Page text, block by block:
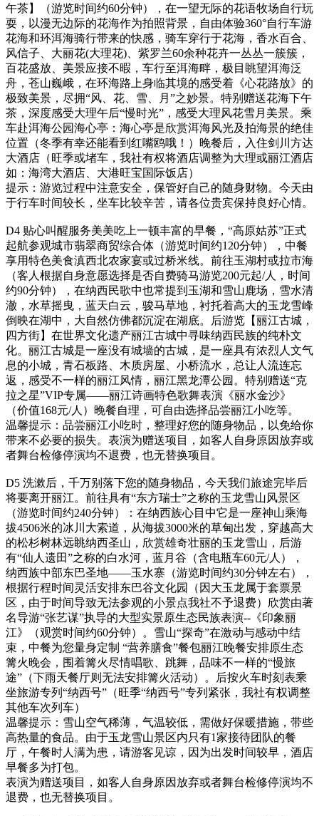
午茶】（游览时间约60分钟），在一望无际的花语牧场自行玩
耍，以漫无边际的花海作为拍照背景，自由体验360°自行车游
花海和环洱海骑行带来的快感，骑车穿行于花海，香水百合、
风信子、大丽花(大理花)、紫罗兰60余种花卉一丛丛一簇簇，
百花盛放、美景应接不暇，车行至洱海畔，极目眺望洱海泛
舟，苍山巍峨，在环海路上身临其境的感受着《心花路放》的
极致美景，尽拥“风、花、雪、月”之妙景。特别赠送花海下午
茶，深度感受大理午后“慢时光”，感受大理风花雪月美景。乘
车赴洱海公园海心亭：海心亭是欣赏洱海风光及拍海景的绝佳
位置（冬季有幸还能看到红嘴鸥哦！）晚餐后，入住剑川方达
大酒店（旺季或堵车，我社有权将酒店调整为大理或丽江酒店
如：海湾大酒店、大港旺宝国际饭店）
提示：游览过程中注意安全，保管好自己的随身财物。今天由
于行车时间较长，坐车比较辛苦，请各位贵宾保持良好心情。
D4 贴心叫醒服务美美吃上一顿丰富的早餐，“高原姑苏”正式
起航参观城市翡翠商贸综合体（游览时间约120分钟），中餐
享用特色美食滇西北农家宴或过桥米线。前往玉湖村或拉市海
（客人根据自身意愿选择是否自费骑马游览200元起/人，时间
约90分钟），在纳西民歌中也常提到玉湖和雪山鹿场，雪水清
澈，水草摇曳，蓝天白云，骏马草地，衬托着高大的玉龙雪峰
倒映在湖中，大自然仿佛都沉淀在湖底。后游览【丽江古城，
四方街】在世界文化遗产丽江古城中寻味纳西民族的纯朴文
化。丽江古城是一座没有城墙的古城，是一座具有浓烈人文气
息的小城，青石板路、木质房屋、小桥流水，总让人流连忘
返，感受不一样的丽江风情，丽江黑龙潭公园。特别赠送“克
拉之星”VIP专属——丽江诗画特色歌舞表演《丽水金沙》
（价值168元/人）晚餐自理，可自由选择品尝丽江小吃等。
温馨提示：品尝丽江小吃时，整理好您的随身物品，以免给你
带来不必要的损失。表演为赠送项目，如客人自身原因放弃或
者舞台检修停演均不退费，也无替换项目。
D5 洗漱后，千万别落下您的随身物品，今天我们旅途完毕后
将要离开丽江。前往具有“东方瑞士”之称的玉龙雪山风景区
（游览时间约240分钟）：在纳西族心目中它是一座神山乘海
拔4506米的冰川大索道，从海拔3000米的草甸出发，穿越高大
的松杉树林远眺纳西圣山，欣赏雄奇壮丽的玉龙雪山，后游
有“仙人遗田”之称的白水河，蓝月谷（含电瓶车60元/人），
纳西族中部东巴圣地——玉水寨（游览时间约30分钟左右），
根据行程时间灵活安排东巴谷文化园（因大玉龙属于套票景
区，由于时间导致无法参观的小景点我社不予退费）欣赏由著
名导游“张艺谋”执导的大型实景原生态民族表演--《印象丽
江》（观赏时间约60分钟）。雪山“探奇”在激动与感动中结
束，中餐为您量身定制 “营养膳食”餐包丽江晚餐安排原生态
篝火晚会，围着篝火尽情唱歌、跳舞，品味不一样的“慢旅
途”（下雨天餐厅则无法安排篝火活动）。后按火车时刻表乘
坐旅游专列“纳西号”（旺季“纳西号”专列紧张，我社有权调整
其他车次列车）
温馨提示：雪山空气稀薄，气温较低，需做好保暖措施，带些
高热量的食品。由于玉龙雪山景区内只有1家接待团队的餐
厅，午餐时人满为患，请游客见谅，因为出发时间较早，酒店
早餐多为打包。
表演为赠送项目，如客人自身原因放弃或者舞台检修停演均不
退费，也无替换项目。